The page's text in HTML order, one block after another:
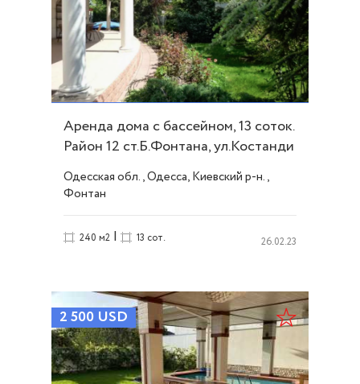
Аренда дома с бассейном, 13 соток.
Район 12 ст.Б.Фонтана, ул.Костанди
ID 52037
Одесская обл., Одесса, Киевский р-н.,
Фонтан
240 м2 | 13 сот. 26.02.23
2 500 USD